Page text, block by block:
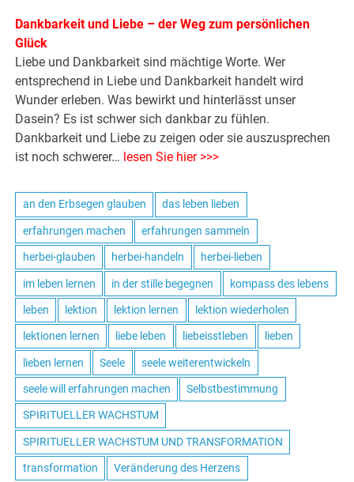
Dankbarkeit und Liebe – der Weg zum persönlichen
Glück
Liebe und Dankbarkeit sind mächtige Worte. Wer
entsprechend in Liebe und Dankbarkeit handelt wird
Wunder erleben. Was bewirkt und hinterlässt unser
Dasein? Es ist schwer sich dankbar zu fühlen.
Dankbarkeit und Liebe zu zeigen oder sie auszusprechen
ist noch schwerer… lesen Sie hier >>>
an den Erbsegen glauben das leben lieben
erfahrungen machen erfahrungen sammeln
herbei-glauben herbei-handeln herbei-lieben
im leben lernen in der stille begegnen kompass des lebens
leben lektion lektion lernen lektion wiederholen
lektionen lernen liebe leben liebeisstleben lieben
lieben lernen Seele seele weiterentwickeln
seele will erfahrungen machen Selbstbestimmung
SPIRITUELLER WACHSTUM
SPIRITUELLER WACHSTUM UND TRANSFORMATION
transformation Veränderung des Herzens